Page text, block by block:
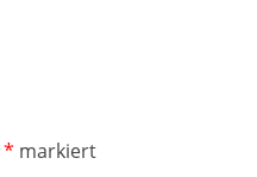
* markiert